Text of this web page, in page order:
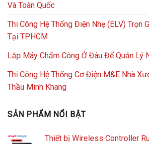
Và Toàn Quốc
Thi Công Hệ Thống Điện Nhẹ (ELV) Trọn
Tại TPHCM
Lắp Máy Chấm Công Ở Đâu Để Quản Lý
Thi Công Hệ Thống Cơ Điện M&E Nhà
Thầu Minh Khang
SẢN PHẨM NỔI BẬT
Thiết bị Wireless Controller